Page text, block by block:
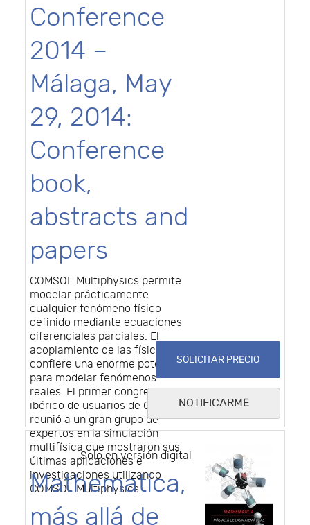
Conference
2014 –
Málaga, May
29, 2014:
Conference
book,
abstracts and
papers
COMSOL Multiphysics permite
modelar prácticamente
cualquier fenómeno físico
definido mediante ecuaciones
diferenciales parciales. El
acoplamiento de las físicas le
confiere una enorme potencia
para modelar fenómenos
reales. El primer congreso
ibérico de usuarios de COMSOL
reunió a un gran grupo de
expertos en la simulación
multifísica que mostraron sus
últimas aplicaciones e
investigaciones utilizando
COMSOL Multiphysics.
SOLICITAR PRECIO
NOTIFICARME
Solo en versión digital
Mathematica,
más allá de